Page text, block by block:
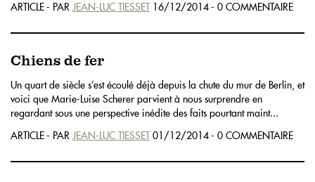
ARTICLE - PAR JEAN-LUC TIESSET16/12/2014 - 0 COMMENTAIRE
Chiens de fer
Un quart de siècle s’est écoulé déjà depuis la chute du mur de Berlin, et
voici que Marie-Luise Scherer parvient à nous surprendre en
regardant sous une perspective inédite des faits pourtant maint...
ARTICLE - PAR JEAN-LUC TIESSET01/12/2014 - 0 COMMENTAIRE